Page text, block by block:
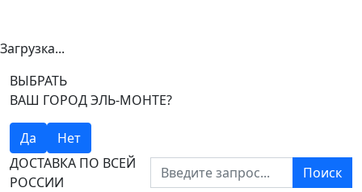
Загрузка...
ВЫБРАТЬ
ВАШ ГОРОД ЭЛЬ-МОНТЕ?
Да
Нет
ДОСТАВКА ПО ВСЕЙ
РОССИИ
Поиск